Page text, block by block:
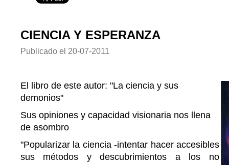
CIENCIA Y ESPERANZA
Publicado el 20-07-2011
El libro de este autor: "La ciencia y sus
demonios"
Sus opiniones y capacidad visionaria nos llena
de asombro
"Popularizar la ciencia -intentar hacer accesibles
sus métodos y descubrimientos a los no